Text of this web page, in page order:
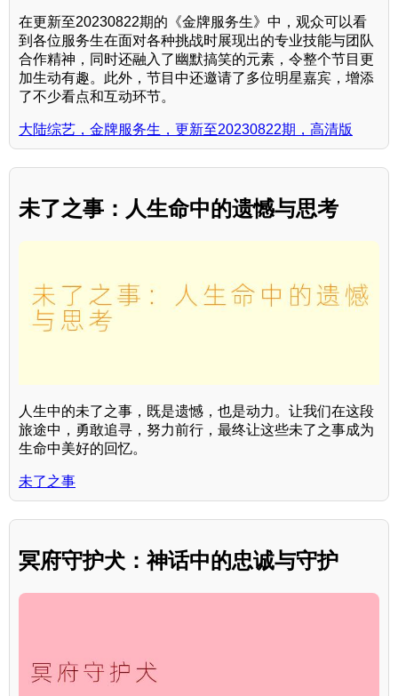
在更新至20230822期的《金牌服务生》中，观众可以看
到各位服务生在面对各种挑战时展现出的专业技能与团队
合作精神，同时还融入了幽默搞笑的元素，令整个节目更
加生动有趣。此外，节目中还邀请了多位明星嘉宾，增添
了不少看点和互动环节。
大陆综艺，金牌服务生，更新至20230822期，高清版
未了之事：人生命中的遗憾与思考
人生中的未了之事，既是遗憾，也是动力。让我们在这段
旅途中，勇敢追寻，努力前行，最终让这些未了之事成为
生命中美好的回忆。
未了之事
冥府守护犬：神话中的忠诚与守护